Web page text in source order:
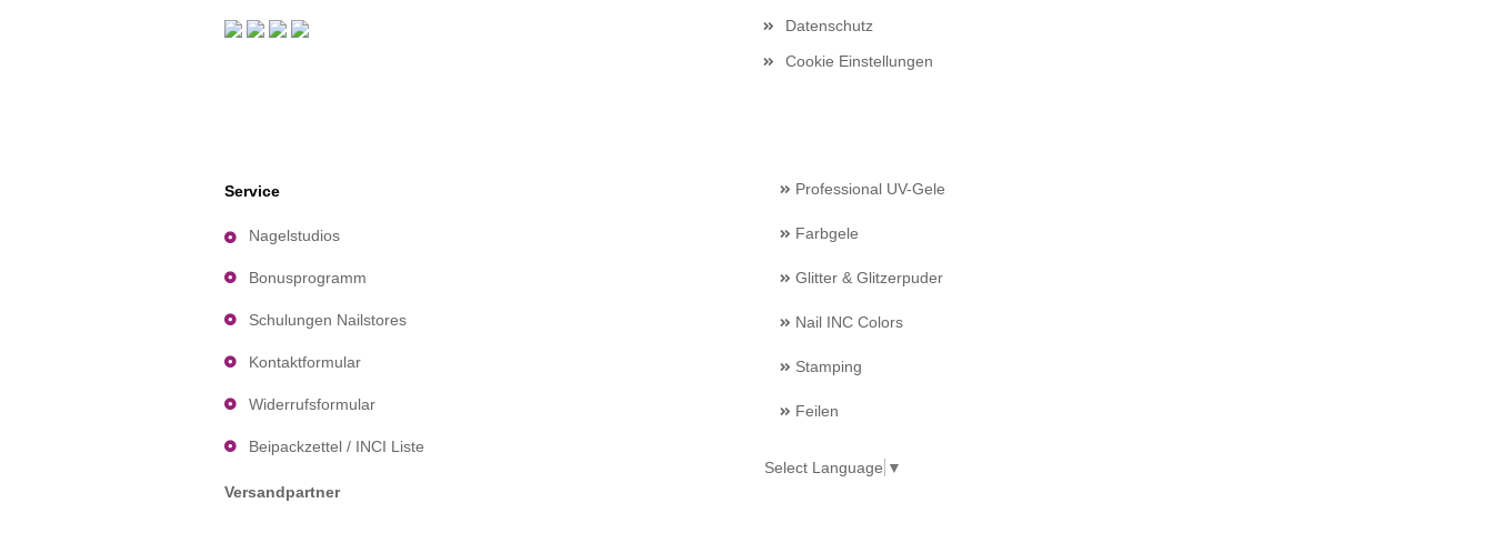
Datenschutz
Cookie Einstellungen
Service
Nagelstudios
Bonusprogramm
Schulungen Nailstores
Kontaktformular
Widerrufsformular
Beipackzettel / INCI Liste
Versandpartner
Professional UV-Gele
Farbgele
Glitter & Glitzerpuder
Nail INC Colors
Stamping
Feilen
Select Language ▼